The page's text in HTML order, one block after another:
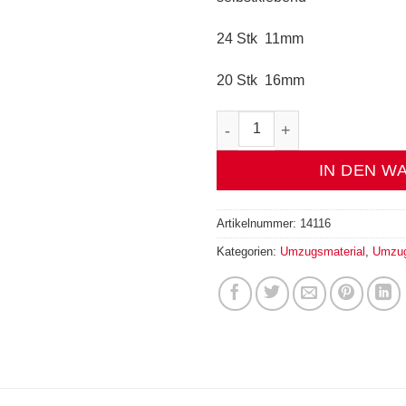
24 Stk 11mm
20 Stk 16mm
IN DEN
Artikelnummer: 14116
Kategorien: Umzugsmaterial